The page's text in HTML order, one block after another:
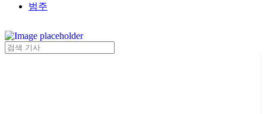
범주